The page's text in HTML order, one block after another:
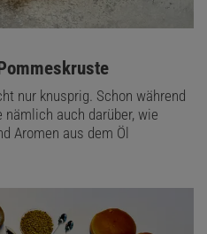
nur knusprig. Schon während
auch darüber, wie
Aromen aus dem Öl